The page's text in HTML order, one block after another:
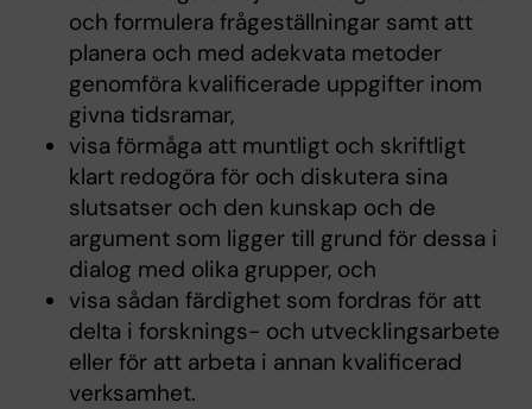
och formulera frågeställningar samt att
planera och med adekvata metoder
genomföra kvalificerade uppgifter inom
givna tidsramar,
visa förmåga att muntligt och skriftligt
klart redogöra för och diskutera sina
slutsatser och den kunskap och de
argument som ligger till grund för dessa i
dialog med olika grupper, och
visa sådan färdighet som fordras för att
delta i forsknings- och utvecklingsarbete
eller för att arbeta i annan kvalificerad
verksamhet.